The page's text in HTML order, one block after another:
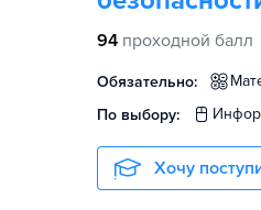
94 проходной балл
Обязательно:
По выбору:
Хочу